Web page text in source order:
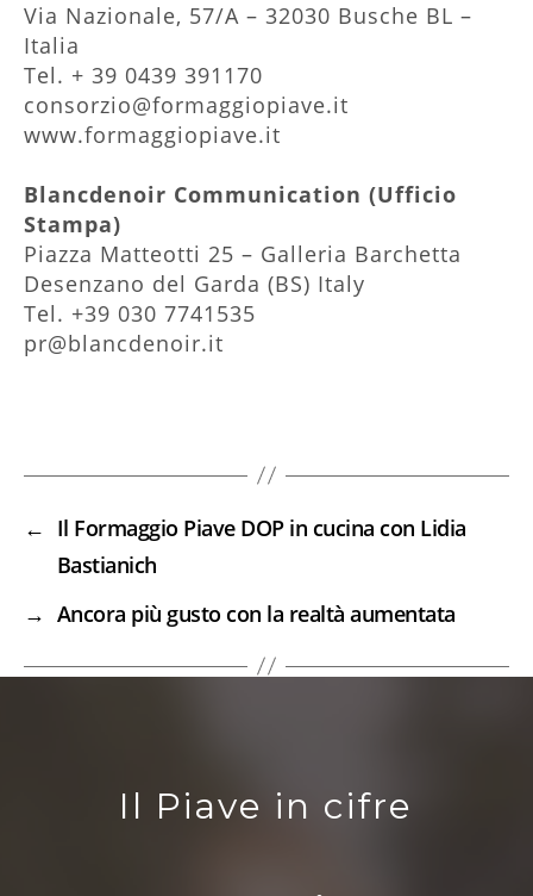
Via Nazionale, 57/A – 32030 Busche BL –
Italia
Tel. + 39 0439 391170
consorzio@formaggiopiave.it
www.formaggiopiave.it
Blancdenoir Communication (Ufficio
Stampa)
Piazza Matteotti 25 – Galleria Barchetta
Desenzano del Garda (BS) Italy
Tel. +39 030 7741535
pr@blancdenoir.it
← Il Formaggio Piave DOP in cucina con Lidia
Bastianich
→ Ancora più gusto con la realtà aumentata
Il Piave in cifre